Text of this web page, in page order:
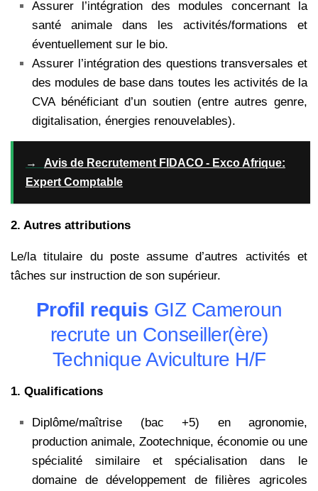
Assurer l’intégration des modules concernant la
santé animale dans les activités/formations et
éventuellement sur le bio.
Assurer l’intégration des questions transversales et
des modules de base dans toutes les activités de la
CVA bénéficiant d’un soutien (entre autres genre,
digitalisation, énergies renouvelables).
→
Avis de Recrutement FIDACO - Exco Afrique:
Expert Comptable
2. Autres attributions
Le/la titulaire du poste assume d’autres activités et
tâches sur instruction de son supérieur.
Profil requis GIZ Cameroun
recrute un Conseiller(ère)
Technique Aviculture H/F
1. Qualifications
Diplôme/maîtrise (bac +5) en agronomie,
production animale, Zootechnique, économie ou une
spécialité similaire et spécialisation dans le
domaine de développement de filières agricoles